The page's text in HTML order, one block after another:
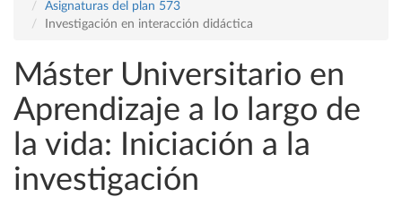
Asignaturas del plan 573
Investigación en interacción didáctica
Máster Universitario en
Aprendizaje a lo largo de
la vida: Iniciación a la
investigación